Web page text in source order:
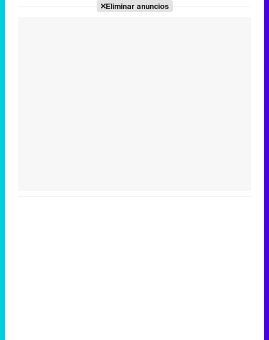
Eliminar anuncios